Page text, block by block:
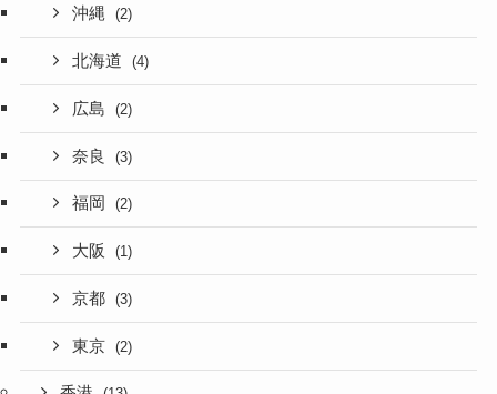
沖縄 (2)
北海道 (4)
広島 (2)
奈良 (3)
福岡 (2)
大阪 (1)
京都 (3)
東京 (2)